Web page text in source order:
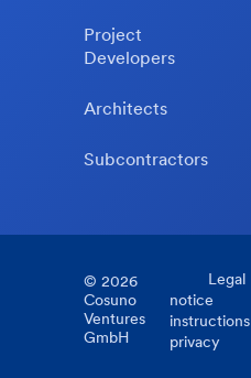
Project
Developers
Architects
Subcontractors
© 2026
Cosuno
Ventures
GmbH
Legal
notice
instructions
privacy